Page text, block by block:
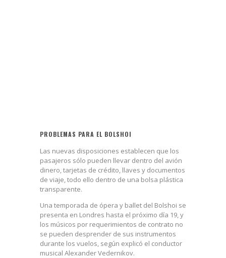
PROBLEMAS PARA EL BOLSHOI
Las nuevas disposiciones establecen que los
pasajeros sólo pueden llevar dentro del avión
dinero, tarjetas de crédito, llaves y documentos
de viaje, todo ello dentro de una bolsa plástica
transparente.
Una temporada de ópera y ballet del Bolshoi se
presenta en Londres hasta el próximo día 19, y
los músicos por requerimientos de contrato no
se pueden desprender de sus instrumentos
durante los vuelos, según explicó el conductor
musical Alexander Vedernikov.